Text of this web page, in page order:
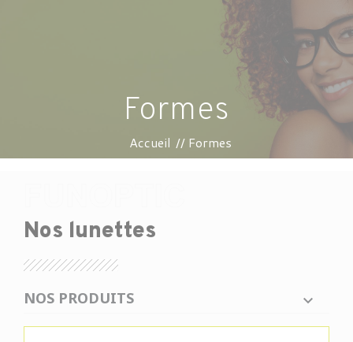
Formes
Accueil Formes
Nos lunettes
NOS PRODUITS